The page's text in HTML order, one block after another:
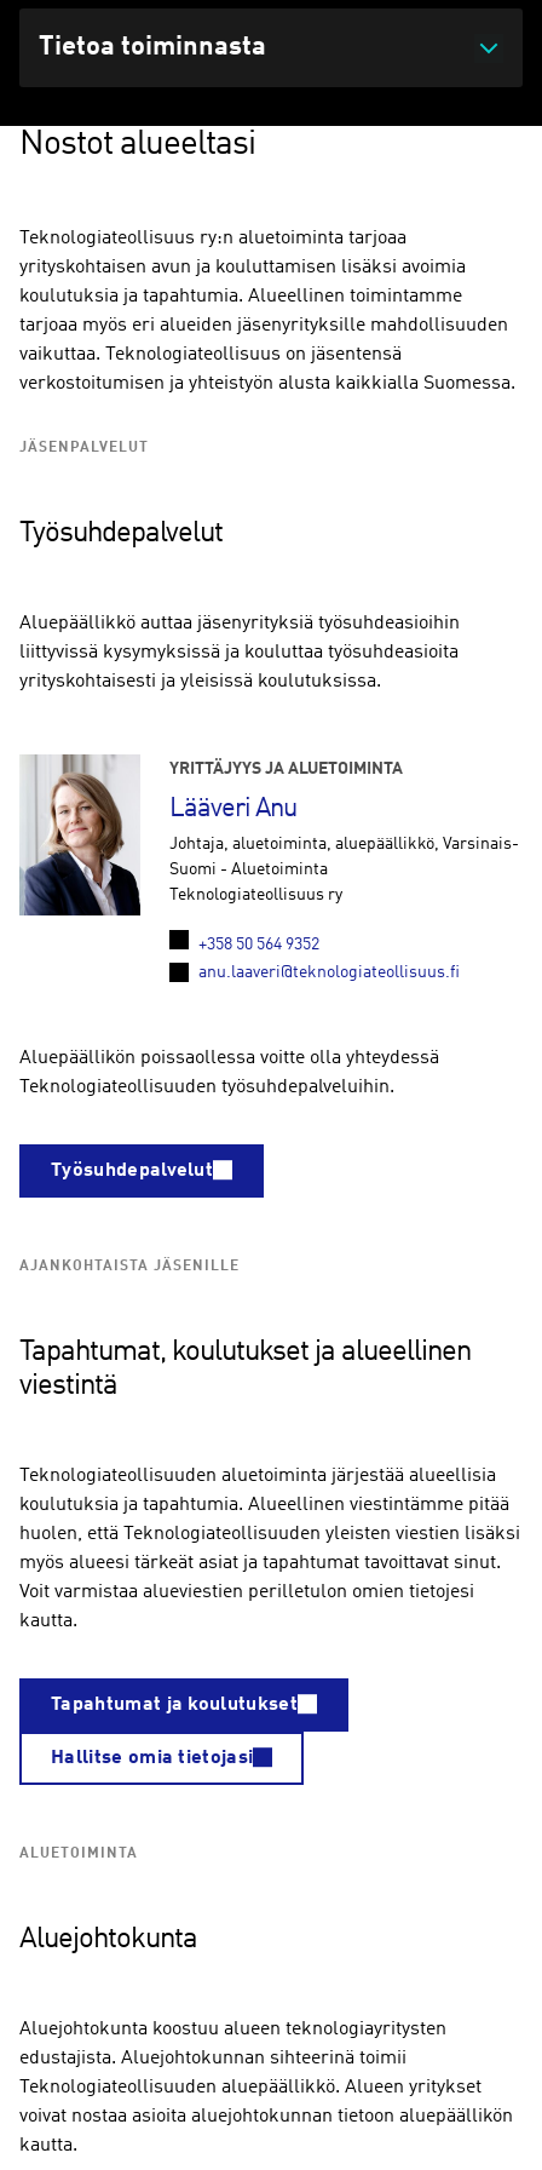
Tietoa toiminnasta
Nostot alueeltasi
Teknologiateollisuus ry:n aluetoiminta tarjoaa
yrityskohtaisen avun ja kouluttamisen lisäksi avoimia
koulutuksia ja tapahtumia. Alueellinen toimintamme
tarjoaa myös eri alueiden jäsenyrityksille mahdollisuuden
vaikuttaa. Teknologiateollisuus on jäsentensä
verkostoitumisen ja yhteistyön alusta kaikkialla Suomessa.
JÄSENPALVELUT
Työsuhdepalvelut
Aluepäällikkö auttaa jäsenyrityksiä työsuhdeasioihin
liittyvissä kysymyksissä ja kouluttaa työsuhdeasioita
yrityskohtaisesti ja yleisissä koulutuksissa.
YRITTÄJYYS JA ALUETOIMINTA
Lääveri Anu
Johtaja, aluetoiminta, aluepäällikkö, Varsinais-
Suomi - Aluetoiminta
Teknologiateollisuus ry
+358 50 564 9352
anu.laaveri@teknologiateollisuus.fi
Aluepäällikön poissaollessa voitte olla yhteydessä
Teknologiateollisuuden työsuhdepalveluihin.
Työsuhdepalvelut
AJANKOHTAISTA JÄSENILLE
Tapahtumat, koulutukset ja alueellinen
viestintä
Teknologiateollisuuden aluetoiminta järjestää alueellisia
koulutuksia ja tapahtumia. Alueellinen viestintämme pitää
huolen, että Teknologiateollisuuden yleisten viestien lisäksi
myös alueesi tärkeät asiat ja tapahtumat tavoittavat sinut.
Voit varmistaa alueviestien perilletulon omien tietojesi
kautta.
Tapahtumat ja koulutukset
Hallitse omia tietojasi
ALUETOIMINTA
Aluejohtokunta
Aluejohtokunta koostuu alueen teknologiayritysten
edustajista. Aluejohtokunnan sihteerinä toimii
Teknologiateollisuuden aluepäällikkö. Alueen yritykset
voivat nostaa asioita aluejohtokunnan tietoon aluepäällikön
kautta.